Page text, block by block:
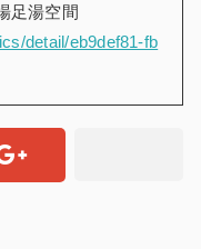
足湯空間
detail/eb9def81-fb